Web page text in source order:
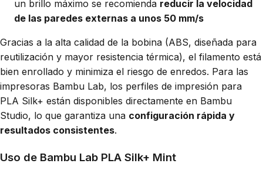
un brillo máximo se recomienda reducir la velocidad
de las paredes externas a unos 50 mm/s
Gracias a la alta calidad de la bobina (ABS, diseñada para
reutilización y mayor resistencia térmica), el filamento está
bien enrollado y minimiza el riesgo de enredos. Para las
impresoras Bambu Lab, los perfiles de impresión para
PLA Silk+ están disponibles directamente en Bambu
Studio, lo que garantiza una configuración rápida y
resultados consistentes.
Uso de Bambu Lab PLA Silk+ Mint